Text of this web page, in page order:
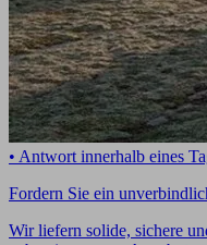
• Antwort innerhalb eines
Fordern Sie ein
Wir liefern solide, sichere